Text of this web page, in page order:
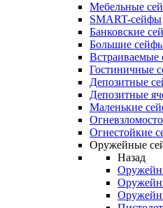
Мебельные
SMART-сейфы
Банковские
Большие
Встраиваемые
Гостиничные
Депозитные
Депозитные
Маленькие
Огнестойкие
Оружейные
Назад